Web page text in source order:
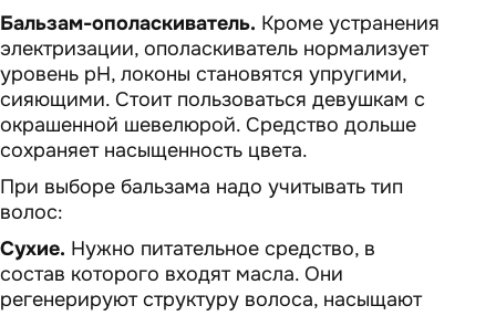
Бальзам-ополаскиватель. Кроме устранения
электризации, ополаскиватель нормализует
уровень pH, локоны становятся упругими,
сияющими. Стоит пользоваться девушкам с
окрашенной шевелюрой. Средство дольше
сохраняет насыщенность цвета.
При выборе бальзама надо учитывать тип
волос:
Сухие. Нужно питательное средство, в
состав которого входят масла. Они
регенерируют структуру волоса, насыщают